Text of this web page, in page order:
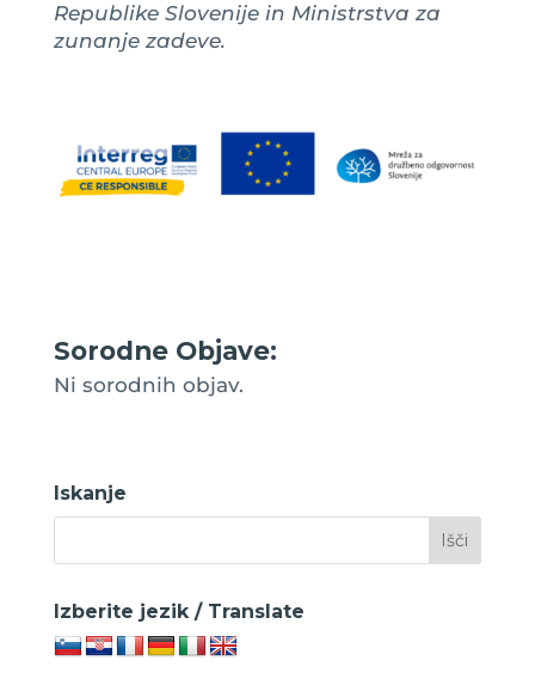
Republike Slovenije in Ministrstva za
zunanje zadeve.
Sorodne Objave:
Ni sorodnih objav.
Iskanje
Izberite jezik / Translate